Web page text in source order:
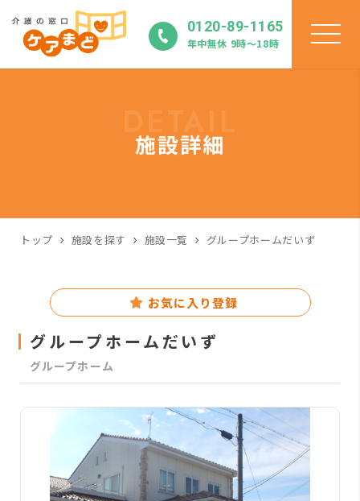
0120-89-1165
年中無休 9時〜18時
施設詳細
トップ 施設を探す 施設一覧 グループホームだいず
お気に入り登録
グループホームだいず
グループホーム